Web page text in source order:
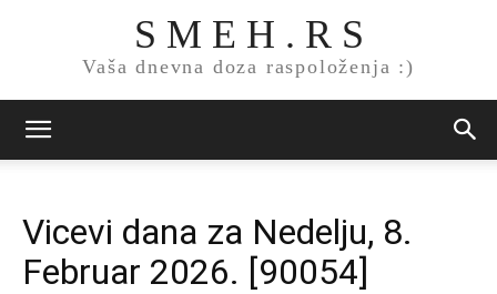
S M E H . R S
Vaša dnevna doza raspoloženja :)
Vicevi dana za Nedelju, 8.
Februar 2026. [90054]